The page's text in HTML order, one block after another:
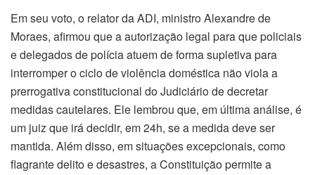
Em seu voto, o relator da ADI, ministro Alexandre de
Moraes, afirmou que a autorização legal para que policiais
e delegados de polícia atuem de forma supletiva para
interromper o ciclo de violência doméstica não viola a
prerrogativa constitucional do Judiciário de decretar
medidas cautelares. Ele lembrou que, em última análise, é
um juiz que irá decidir, em 24h, se a medida deve ser
mantida. Além disso, em situações excepcionais, como
flagrante delito e desastres, a Constituição permite a